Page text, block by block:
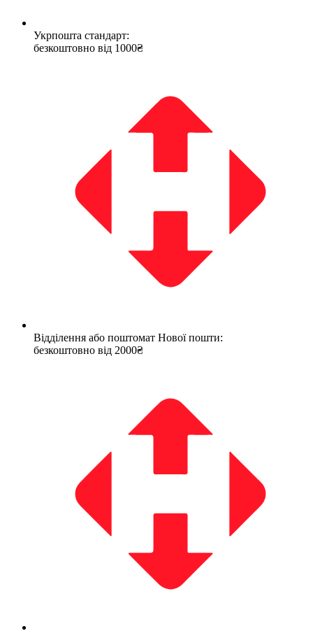
Укрпошта стандарт:
безкоштовно від 1000₴
Відділення або поштомат Нової пошти:
безкоштовно від 2000₴